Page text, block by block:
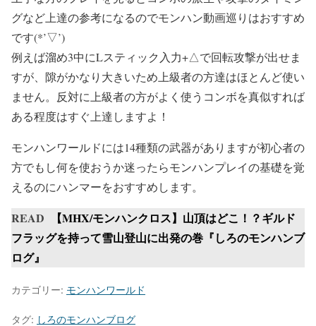
グなど上達の参考になるのでモンハン動画巡りはおすすめ
です(*’▽’)
例えば溜め3中にLスティック入力+△で回転攻撃が出せま
すが、隙がかなり大きいため上級者の方達はほとんど使い
ません。反対に上級者の方がよく使うコンボを真似すれば
ある程度はすぐ上達しますよ！
モンハンワールドには14種類の武器がありますが初心者の
方でもし何を使おうか迷ったらモンハンプレイの基礎を覚
えるのにハンマーをおすすめします。
READ
【MHX/モンハンクロス】山頂はどこ！？ギルド
フラッグを持って雪山登山に出発の巻『しろのモンハンブ
ログ』
カテゴリー: モンハンワールド
タグ: しろのモンハンブログ